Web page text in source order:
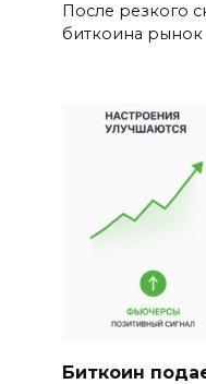
После резкого
биткоина рынок
Биткоин